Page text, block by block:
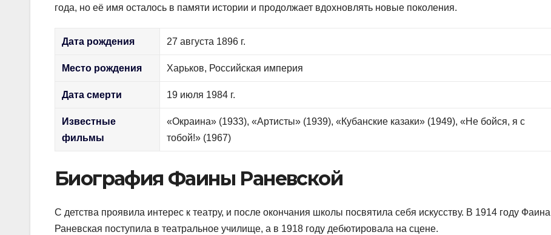
года, но её имя осталось в памяти истории и продолжает вдохновлять новые поколения.
Дата рождения 27 августа 1896 г.
Место рождения Харьков, Российская империя
Дата смерти 19 июля 1984 г.
Известные
фильмы
«Окраина» (1933), «Артисты» (1939), «Кубанские казаки» (1949), «Не бойся, я с
тобой!» (1967)
Биография Фаины Раневской
С детства проявила интерес к театру, и после окончания школы посвятила себя искусству. В 1914 году Фаина
Раневская поступила в театральное училище, а в 1918 году дебютировала на сцене.